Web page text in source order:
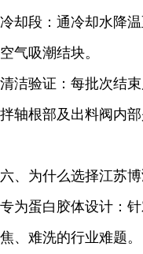
冷却段：通冷却水降
空气吸潮结块。
清洁验证：每批次结
拌轴根部及出料阀内
六、为什么选择江苏
专为蛋白胶体设计：
焦、难洗的行业难题。